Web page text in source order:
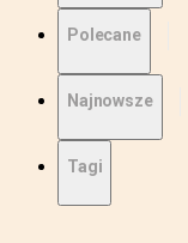
Polecane
Najnowsze
Tagi